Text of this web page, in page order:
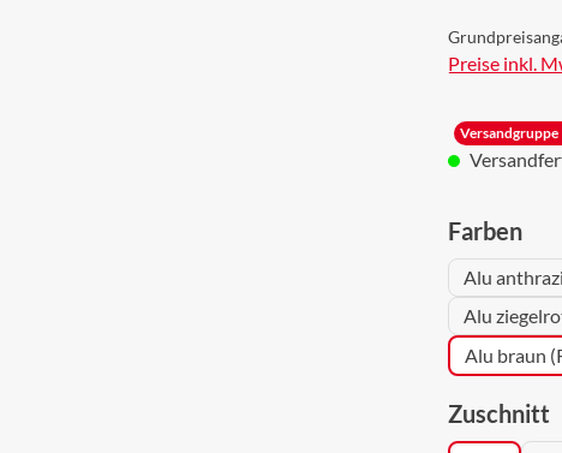
Preise inkl.
Versandgruppe
Farben
Alu
Alu
Alu braun
Zuschnitt